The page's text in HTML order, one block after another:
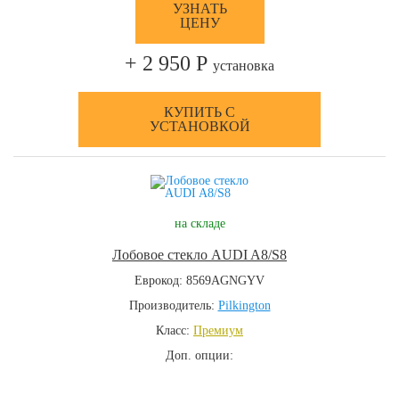
УЗНАТЬ
ЦЕНУ
+ 2 950 Р установка
КУПИТЬ С
УСТАНОВКОЙ
на складе
Лобовое стекло AUDI A8/S8
Еврокод: 8569AGNGYV
Производитель: Pilkington
Класс: Премиум
Доп. опции: